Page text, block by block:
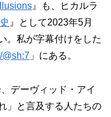
』も、ヒカルラ
』として2023年5月
。私が字幕付けをした
@sh:7 」にある。
デーヴィッド・アイ
」と言及する人たちの